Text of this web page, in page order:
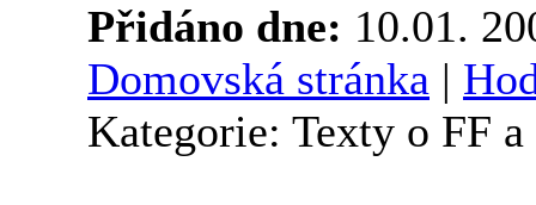
Přidáno dne: 10.01.
Domovská stránka |
Kategorie: Texty o FF